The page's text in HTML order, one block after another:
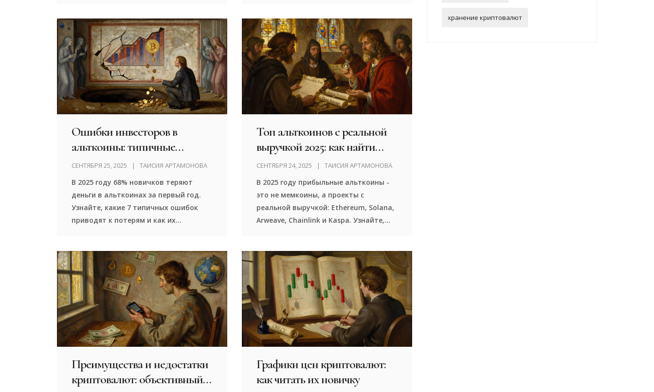
Ошибки инвесторов в
альткоины: типичные
просчеты и как их избежать в
2025 году
СЕНТЯБРЯ 25, 2025 ТАИСИЯ АРТАМОНОВА
В 2025 году 68% новичков теряют
деньги в альткоинах за первый год.
Узнайте, какие 7 типичных ошибок
приводят к потерям и как их
капитал.
Топ альткоинов с реальной
выручкой 2025: как найти
прибыльные токены вместо
мемкоинов
СЕНТЯБРЯ 24, 2025 ТАИСИЯ АРТАМОНОВА
В 2025 году прибыльные альткоины -
это не мемкоины, а проекты с
реальной выручкой: Ethereum, Solana,
Arweave, Chainlink и Kaspa. Узнайте,
Преимущества и недостатки
криптовалют: объективный
Графики цен криптовалют:
как читать их новичку
хранение криптовалют